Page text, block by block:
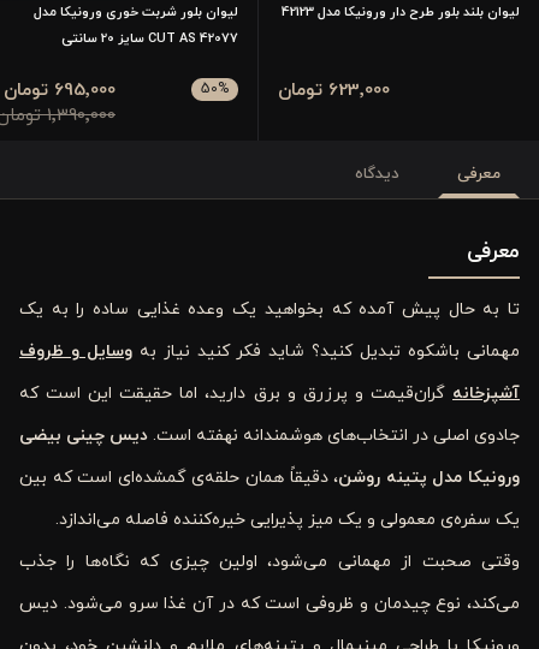
لیوان بلند بلور طرح دار ورونیکا مدل 42123
623٬000 تومان
لیوان بلور شربت خوری ورونیکا مدل
42077 CUT AS سایز 20 سانتی
50%
1٬390٬000 تومان
695٬000 تومان
معرفی دیدگاه
معرفی
تا به حال پیش آمده که بخواهید یک وعده غذایی ساده را به یک
مهمانی باشکوه تبدیل کنید؟ شاید فکر کنید نیاز بهوسایل و ظروف
آشپزخانه گران‌قیمت و پرزرق و برق دارید، اما حقیقت این است که
جادوی اصلی در انتخاب‌های هوشمندانه نهفته است. دیس چینی بیضی
ورونیکا مدل پتینه روشن، دقیقاً همان حلقه‌ی گمشده‌ای است که بین
یک سفره‌ی معمولی و یک میز پذیرایی خیره‌کننده فاصله می‌اندازد.
وقتی صحبت از مهمانی می‌شود، اولین چیزی که نگاه‌ها را جذب
می‌کند، نوع چیدمان و ظروفی است که در آن غذا سرو می‌شود. دیس